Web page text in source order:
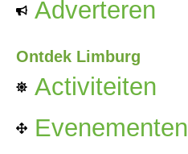
Adverteren
Ontdek Limburg
Activiteiten
Evenementen